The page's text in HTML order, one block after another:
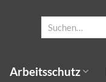
Arbeitsschutz